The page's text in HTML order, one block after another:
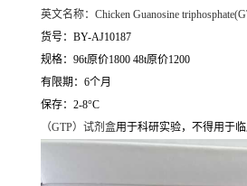
英文名称： Chicken Guanosine
货号：BY-AJ10187
规格：96t原价1800 48t原价1200
有限期：6个月
保存：2-8°C
（GTP）试剂盒用于科研实验，不得用于临